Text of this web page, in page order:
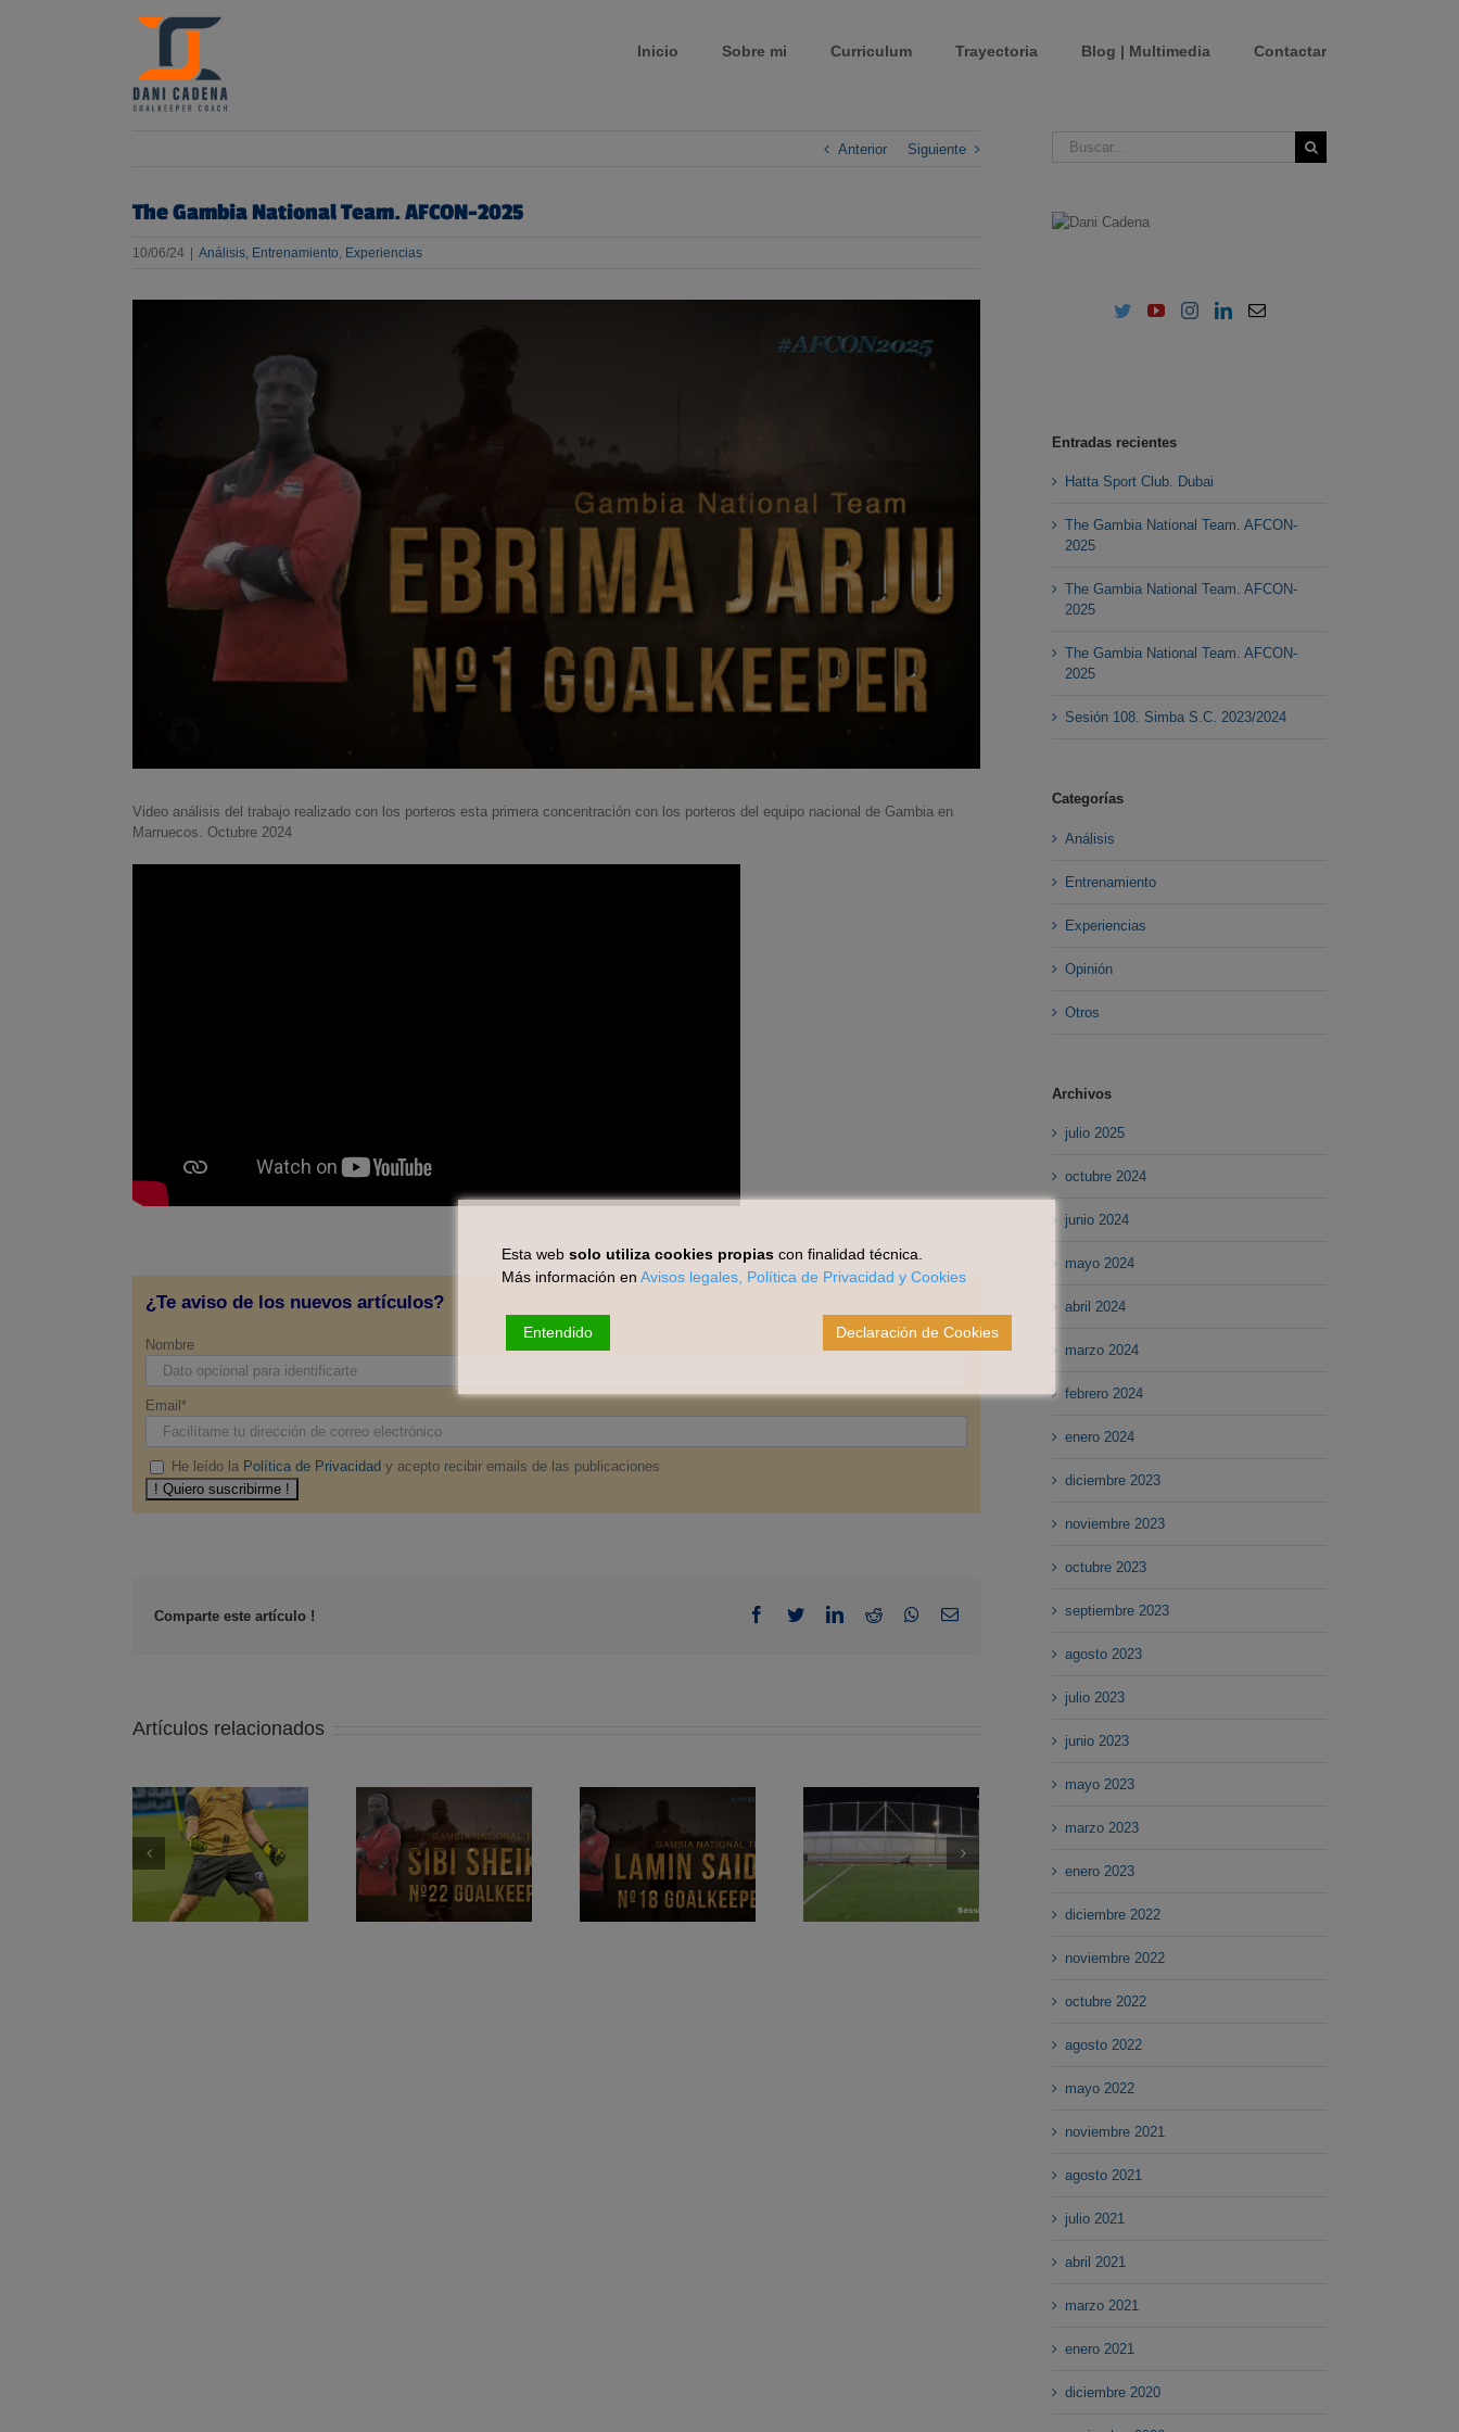
Inicio Sobre mi Curriculum Trayectoria Blog | Multimedia Contactar
Anterior Siguiente
The Gambia National Team. AFCON-2025
10/06/24 Análisis, Entrenamiento, Experiencias
Video análisis del trabajo realizado con los porteros esta primera concentración con los porteros del equipo nacional de Gambia en
Marruecos. Octubre 2024
¿Te aviso de los nuevos artículos?
Nombre
Email*
He leído la Política de Privacidad y acepto recibir emails de las publicaciones
Comparte este artículo ! Facebook
TwitterLinkedIn
Reddit Whatsapp
Email
Artículos relacionados
The Gambia
National Team.
AFCON-2025
The Gambia
National Team.
AFCON-2025
Sesión 108. Simba
S.C. 2023/2024
Sesión 103. Simba
Buscar:
Entradas recientes
Hatta Sport Club. Dubai
The Gambia National Team. AFCON-
2025
The Gambia National Team. AFCON-
2025
The Gambia National Team. AFCON-
2025
Sesión 108. Simba S.C. 2023/2024
Categorías
Análisis
Entrenamiento
Experiencias
Opinión
Otros
Archivos
julio 2025
octubre 2024
junio 2024
mayo 2024
abril 2024
marzo 2024
febrero 2024
enero 2024
diciembre 2023
noviembre 2023
octubre 2023
septiembre 2023
agosto 2023
julio 2023
junio 2023
mayo 2023
marzo 2023
enero 2023
diciembre 2022
noviembre 2022
octubre 2022
agosto 2022
mayo 2022
noviembre 2021
agosto 2021
julio 2021
abril 2021
marzo 2021
enero 2021
diciembre 2020
Esta web solo utiliza cookies propias con finalidad técnica.
Más información en Avisos legales, Política de Privacidad y Cookies
Entendido Declaración de Cookies